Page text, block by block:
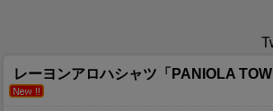
レーヨンアロハシャツ「PANIOLA